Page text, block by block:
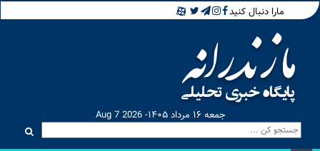
مارا دنبال کنید
جمعه ۱۶ مرداد ۱۴۰۵- Aug 7 2026